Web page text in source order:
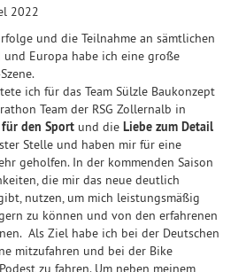
2022
und die Teilnahme an sämtlichen
und Europa habe ich eine große
ich für das Team Sülzle Baukonzept
Team der RSG Zollernalb in
den Sport und die Liebe zum Detail
Stelle und haben mir für eine
geholfen. In der kommenden Saison
die mir das neue deutlich
nutzen, um mich leistungsmäßig
zu können und von den erfahrenen
Als Ziel habe ich bei der Deutschen
mitzufahren und bei der Bike
zu fahren. Um neben meinem